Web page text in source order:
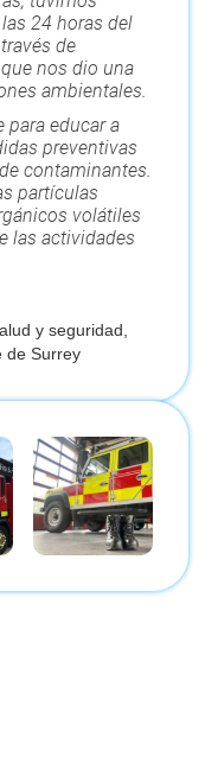
24 horas del
de
nos dio una
ambientales.
para educar a
preventivas
contaminantes.
partículas
volátiles
las actividades
y seguridad,
de Surrey